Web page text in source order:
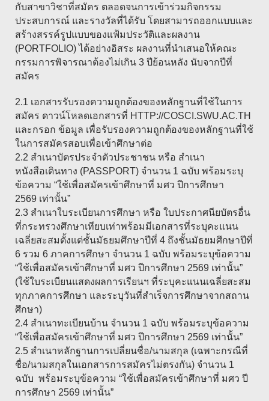
กับสาขาวิชาที่สมัคร ตลอดจนการเข้าร่วมกิจกรรม
ประสบการณ์ และรางวัลที่ได้รับ โดยสามารถออกแบบและ
สร้างสรรค์รูปแบบของแฟ้มประวัติและผลงาน
(PORTFOLIO) ได้อย่างอิสระ ผลงานที่นำเสนอให้คณะ
กรรมการพิจารณาต้องไม่เกิน 3 ปีย้อนหลัง นับจากปีที่
สมัคร
2.1 เอกสารรับรองความถูกต้องของหลักฐานที่ใช้ในการ
สมัคร ดาวน์โหลดเอกสารที่ HTTP://COSCI.SWU.AC.TH
และกรอก ข้อมูล เพื่อรับรองความถูกต้องของหลักฐานที่ใช้
ในการสมัครสอบเพื่อเข้าศึกษาต่อ
2.2 สำเนาบัตรประจำตัวประชาชน หรือ สำเนา
หนังสือเดินทาง (PASSPORT) จำนวน 1 ฉบับ พร้อมระบุ
ข้อความ “ใช้เพื่อสมัครเข้าศึกษาที่ มศว ปีการศึกษา
2569 เท่านั้น”
2.3 สำเนาใบระเบียนการศึกษา หรือ ใบประกาศนียบัตรอื่น
ที่กระทรวงศึกษาเทียบเท่าพร้อมมีเอกสารที่ระบุคะแนน
เฉลี่ยสะสมตั้งแต่ชั้นมัธยมศึกษาปีที่ 4 ถึงชั้นมัธยมศึกษาปีที่
6 รวม 6 ภาคการศึกษา จำนวน 1 ฉบับ พร้อมระบุข้อความ
“ใช้เพื่อสมัครเข้าศึกษาที่ มศว ปีการศึกษา 2569 เท่านั้น”
(ใช้ใบระเบียนแสดงผลการเรียนฯ ที่ระบุคะแนนเฉลี่ยสะสม
ทุกภาคการศึกษา และระบุวันที่สำเร็จการศึกษาจากสถาน
ศึกษา)
2.4 สำเนาทะเบียนบ้าน จำนวน 1 ฉบับ พร้อมระบุข้อความ
“ใช้เพื่อสมัครเข้าศึกษาที่ มศว ปีการศึกษา 2569 เท่านั้น”
2.5 สำเนาหลักฐานการเปลี่ยนชื่อ/นามสกุล (เฉพาะกรณีที่
ชื่อ/นามสกุลในเอกสารการสมัครไม่ตรงกัน) จำนวน 1
ฉบับ พร้อมระบุข้อความ “ใช้เพื่อสมัครเข้าศึกษาที่ มศว ปี
การศึกษา 2569 เท่านั้น”